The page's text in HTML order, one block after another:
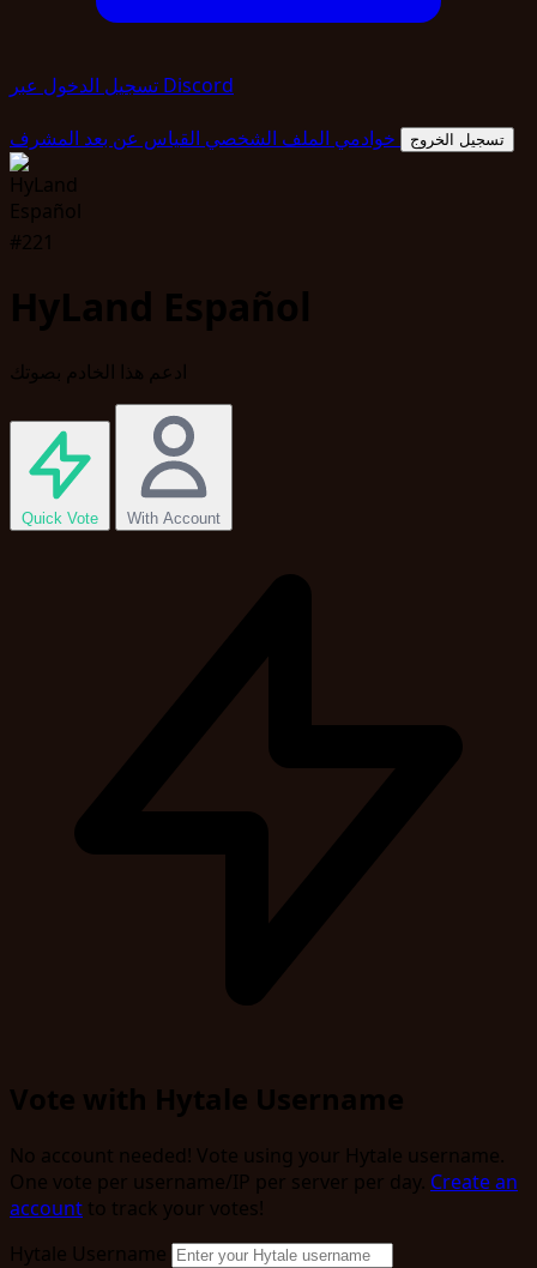
تسجيل الدخول عبر Discord
خوادمي الملف الشخصي القياس عن بعد تسجيل الخروج
#221
HyLand Español
ادعم هذا الخادم بصوتك
Quick Vote With Account
Vote with Hytale Username
No account needed! Vote using your Hytale username.
One vote per username/IP per server per day. Create an
account to track your votes!
Hytale Username